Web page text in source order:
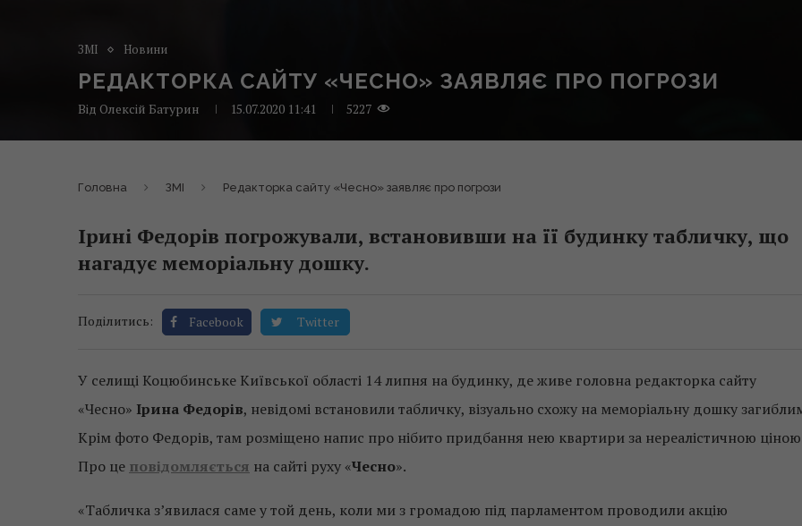
ЗМІ Новини
РЕДАКТОРКА САЙТУ «ЧЕСНО» ЗАЯВЛЯЄ ПРО ПОГРОЗИ
Від Олексій Батурин 15.07.2020 11:41 5227
Головна ЗМІ Редакторка сайту «Чесно» заявляє про погрози
Ірині Федорів погрожували, встановивши на її будинку табличку, що
нагадує меморіальну дошку.
Поділитись: Facebook Twitter
У селищі Коцюбинське Київської області 14 липня на будинку, де живе головна редакторка сайту
«Чесно» Ірина Федорів, невідомі встановили табличку, візуально схожу на меморіальну дошку
Крім фото Федорів, там розміщено напис про нібито придбання нею квартири за нереалістичною
Про це повідомляється на сайті руху «Чесно».
«Табличка з’явилася саме у той день, коли ми з громадою під парламентом проводили акцію